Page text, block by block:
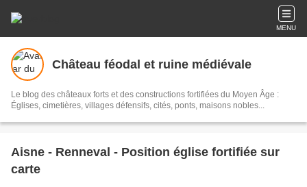
MENU
Château féodal et ruine médiévale
Le blog des châteaux forts et des constructions fortifiées du Moyen Âge :
Églises, cimetières, villages défensifs, cités, ponts, maisons nobles...
Aisne - Renneval - Position église fortifiée sur
carte